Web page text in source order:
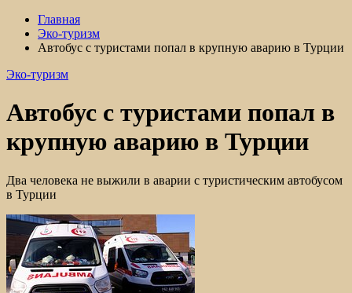
Главная
Эко-туризм
Автобус с туристами попал в крупную аварию в Турции
Эко-туризм
Автобус с туристами попал в
крупную аварию в Турции
Два человека не выжили в аварии с туристическим автобусом
в Турции